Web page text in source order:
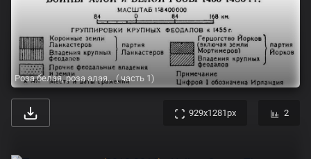
Роза белая, роза алая… ( часть 1)
929x1281px 2